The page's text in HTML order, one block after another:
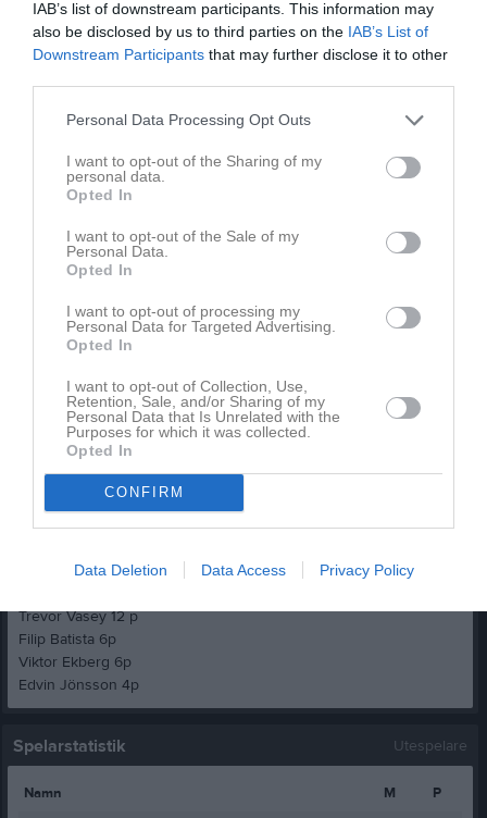
IAB’s list of downstream participants. This information may
also be disclosed by us to third parties on the IAB’s List of
Downstream Participants that may further disclose it to other
Personal Data Processing Opt Outs
I want to opt-out of the Sharing of my
personal data.
Opted In
I want to opt-out of the Sale of my
Personal Data.
Opted In
I want to opt-out of processing my
Personal Data for Targeted Advertising.
Opted In
I want to opt-out of Collection, Use,
Retention, Sale, and/or Sharing of my
Personal Data that Is Unrelated with the
Purposes for which it was collected.
Opted In
CONFIRM
Data Deletion Data Access Privacy Policy
Örebro hamnar på en 3:e plats och får därmed möte Tyresö på
bortaplan den 5.e Juli. Carlstad får en hemmasemifinal samma dag
men i skrivande stund är det oklart vem motståndaren är då det
återstår en match 28:e Juni när Kristianstad möter Copenhagen.
Copenhagen så blir det Stockholm som tar den.
Lördag den 5:e Juli blir det dubbel semifinal på Sola Arena då
Crusaders Dam också vann sin serie och möter Göteborg
Marvels kl 13:00 och Herr kommer spela kl 17:00 mot antingen
Kristianstad eller Stockholm.
Carlstad, Rory Kelly
Poänggörare
Carlstad
Albin Forsman 12p
Rory Kelly 12 p
Christopher Helgar 6p
Jacob Holten Ribert 6p
Trevor Vasey 12 p
Filip Batista 6p
Viktor Ekberg 6p
Edvin Jönsson 4p
Spelarstatistik Utespelare
Namn M
P